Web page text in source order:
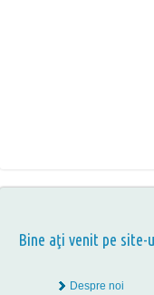
Bine aţi venit pe
Despre noi